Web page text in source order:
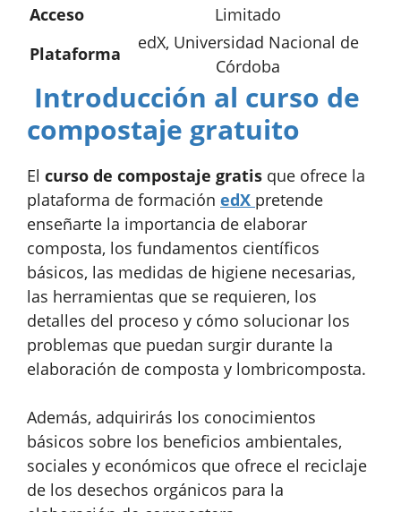
Acceso
Limitado
Plataforma
edX, Universidad Nacional de
Córdoba
Introducción al curso de
compostaje gratuito
El curso de compostaje gratis que ofrece la
plataforma de formación edX pretende
enseñarte la importancia de elaborar
composta, los fundamentos científicos
básicos, las medidas de higiene necesarias,
las herramientas que se requieren, los
detalles del proceso y cómo solucionar los
problemas que puedan surgir durante la
elaboración de composta y lombricomposta.
Además, adquirirás los conocimientos
básicos sobre los beneficios ambientales,
sociales y económicos que ofrece el reciclaje
de los desechos orgánicos para la